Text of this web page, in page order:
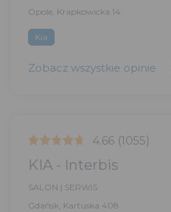
Opole, Krapkowicka 14
Kia
Zobacz wszystkie opinie
4.66 (1055)
KIA - Interbis
SALON | SERWIS
Gdańsk, Kartuska 408